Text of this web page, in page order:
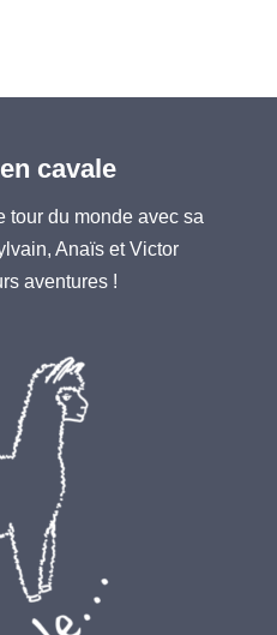
cavale
tour du monde avec sa
Anaïs et Victor
aventures !